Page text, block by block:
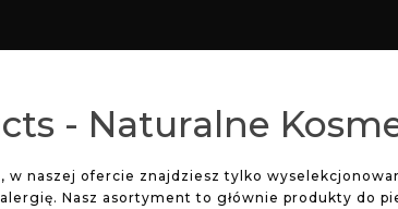
- Naturalne
naszej ofercie znajdziesz tylko
Nasz asortyment to głównie produkty do